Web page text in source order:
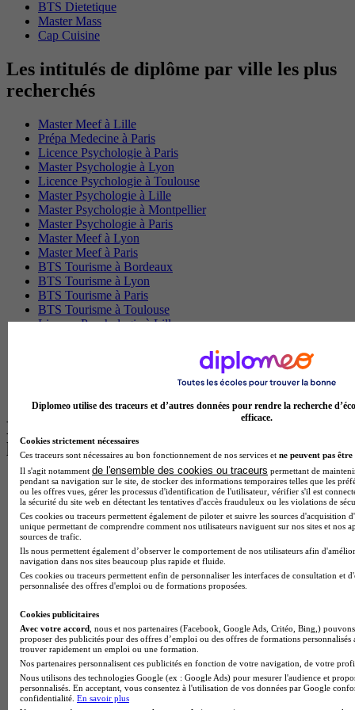
BTS Dietetique
Master Mass
Cap Cuisine
Les intitulés de diplôme par ville les plus
recherchés
Master Meef à Lille
Prépa Medecine à Paris
Licence Psychologie à Paris
Master Psychologie à Lyon
Licence Psychologie à Toulouse
Master Psychologie à Lille
Master Psychologie à Montpellier
Master Psychologie à Paris
Master Meef à Lyon
Master Meef à Paris
BTS Tourisme à Bordeaux
BTS Tourisme à Lyon
BTS Tourisme à Paris
BTS Tourisme à Toulouse
Licence Psychologie à Lille
BTS Communication à Lyon
Les intitulés de diplôme par alternance
les plus recherchés
BTS Esf en alternance
BTS Dietetique en alternance
BTS Mco en alternance
BTS Pi en alternance
BTS Sp3s en alternance
Master CCA en alternance
BTS Ndrc en alternance
BTS Sam en alternance
BTS Sio en alternance
MSc Marketing Digital en alternance
BTS Gpme en alternance
Cap Electricien en alternance
BTS Gpn en alternance
BTS Domotique en alternance
BAC Pro Agora en alternance
Diplomeo utilise des traceurs et d’autres données pour rendre la recherche
efficace.
Cookies strictement nécessaires
Ces traceurs sont nécessaires au bon fonctionnement de nos services et ne peuvent pas être
Il s'agit notamment de l'ensemble des cookies ou traceurs permettant de
pendant sa navigation sur le site, de stocker des informations temporaires telles que les
ou les offres vues, gérer les processus d'identification de l'utilisateur, vérifier s'il est
la sécurité du site web en détectant les tentatives d'accès frauduleux ou les violations de
Ces cookies ou traceurs permettent également de piloter et suivre les sources d'acquisition
unique permettant de comprendre comment nos utilisateurs naviguent sur nos sites et nos
sources de trafic.
Ils nous permettent également d’observer le comportement de nos utilisateurs afin
navigation dans nos sites beaucoup plus rapide et fluide.
Ces cookies ou traceurs permettent enfin de personnaliser les interfaces de consultation et
personnalisée des offres d'emploi ou de formations proposées.
Cookies publicitaires
Avec votre accord , nous et nos partenaires (Facebook, Google Ads, Critéo, Bing,)
proposer des publicités pour des offres d’emploi ou des offres de formations
trouver rapidement un emploi ou une formation.
Nos partenaires personnalisent ces publicités en fonction de votre navigation, de votre
Nous utilisons des technologies Google (ex : Google Ads) pour mesurer l'audience et
personnalisés. En acceptant, vous consentez à l'utilisation de vos données par Google
confidentialité. En savoir plus